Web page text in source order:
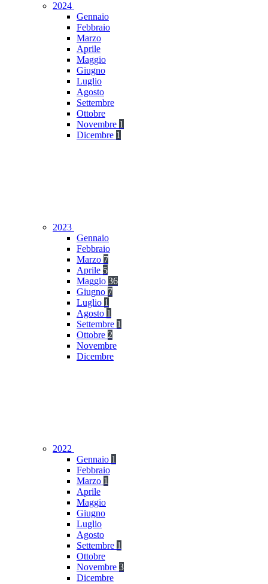
2024
Gennaio
Febbraio
Marzo
Aprile
Maggio
Giugno
Luglio
Agosto
Settembre
Ottobre
Novembre 1
Dicembre 1
2023
Gennaio
Febbraio
Marzo 7
Aprile 5
Maggio 36
Giugno 7
Luglio 1
Agosto 1
Settembre 1
Ottobre 2
Novembre
Dicembre
2022
Gennaio 1
Febbraio
Marzo 1
Aprile
Maggio
Giugno
Luglio
Agosto
Settembre 1
Ottobre
Novembre 3
Dicembre